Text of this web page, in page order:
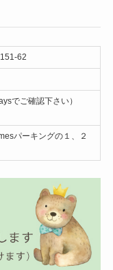
62
でご確認下さい）
パーキングの１、２